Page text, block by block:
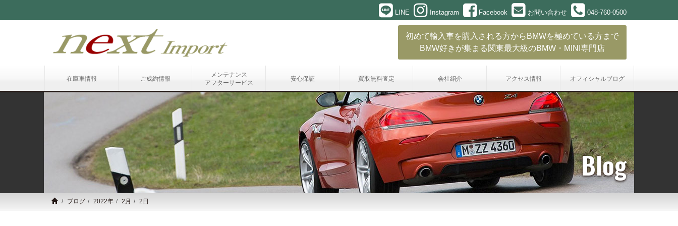
LINE Instagram Facebook お問い合わせ 048-760-0500
初めて輸入車を購入される方からBMWを極めている方まで
BMW好きが集まる関東最大級のBMW・MINI専門店
在庫車情報 ご成約情報
メンテナンス
アフターサービス
安心保証 買取無料査定 会社紹介 アクセス情報 オフィシャルブログ
Blog
ブログ 2022年 2月 2日